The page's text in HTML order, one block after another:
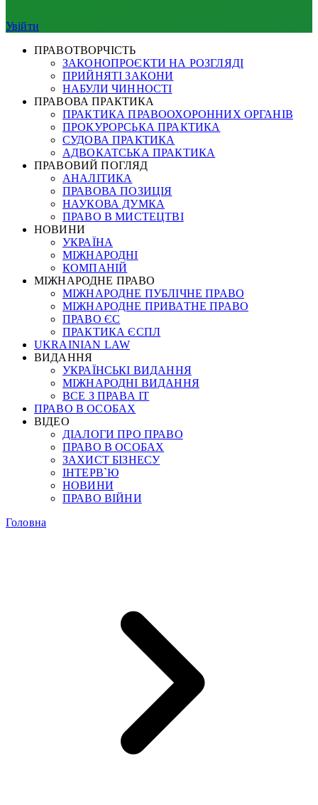
Увійти
ПРАВОТВОРЧІСТЬ
ЗАКОНОПРОЄКТИ НА РОЗГЛЯДІ
ПРИЙНЯТІ ЗАКОНИ
НАБУЛИ ЧИННОСТІ
ПРАВОВА ПРАКТИКА
ПРАКТИКА ПРАВООХОРОННИХ ОРГАНІВ
ПРОКУРОРСЬКА ПРАКТИКА
СУДОВА ПРАКТИКА
АДВОКАТСЬКА ПРАКТИКА
ПРАВОВИЙ ПОГЛЯД
АНАЛІТИКА
ПРАВОВА ПОЗИЦІЯ
НАУКОВА ДУМКА
ПРАВО В МИСТЕЦТВІ
НОВИНИ
УКРАЇНА
МІЖНАРОДНІ
КОМПАНІЙ
МІЖНАРОДНЕ ПРАВО
МІЖНАРОДНЕ ПУБЛІЧНЕ ПРАВО
МІЖНАРОДНЕ ПРИВАТНЕ ПРАВО
ПРАВО ЄС
ПРАКТИКА ЄСПЛ
UKRAINIAN LAW
ВИДАННЯ
УКРАЇНСЬКІ ВИДАННЯ
МІЖНАРОДНІ ВИДАННЯ
ВСЕ З ПРАВА ІТ
ПРАВО В ОСОБАХ
ВІДЕО
ДІАЛОГИ ПРО ПРАВО
ПРАВО В ОСОБАХ
ЗАХИСТ БІЗНЕСУ
ІНТЕРВ`Ю
НОВИНИ
ПРАВО ВІЙНИ
Головна